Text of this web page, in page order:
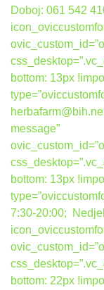
Doboj: 061 542
bottom: 13px
message”
bottom: 13px
7:30-20:00;
bottom: 22px